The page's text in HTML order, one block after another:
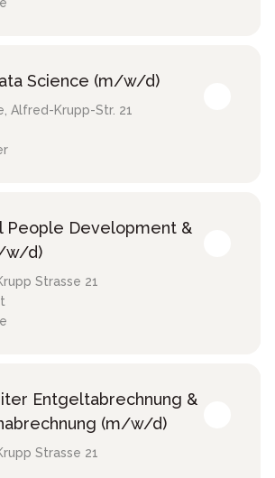
Science (m/w/d)
, Alfred-Krupp-Str. 21
People Development &
w/d)
Strasse 21
Entgeltabrechnung &
(m/w/d)
Strasse 21